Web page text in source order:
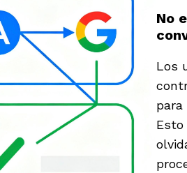
No
Los